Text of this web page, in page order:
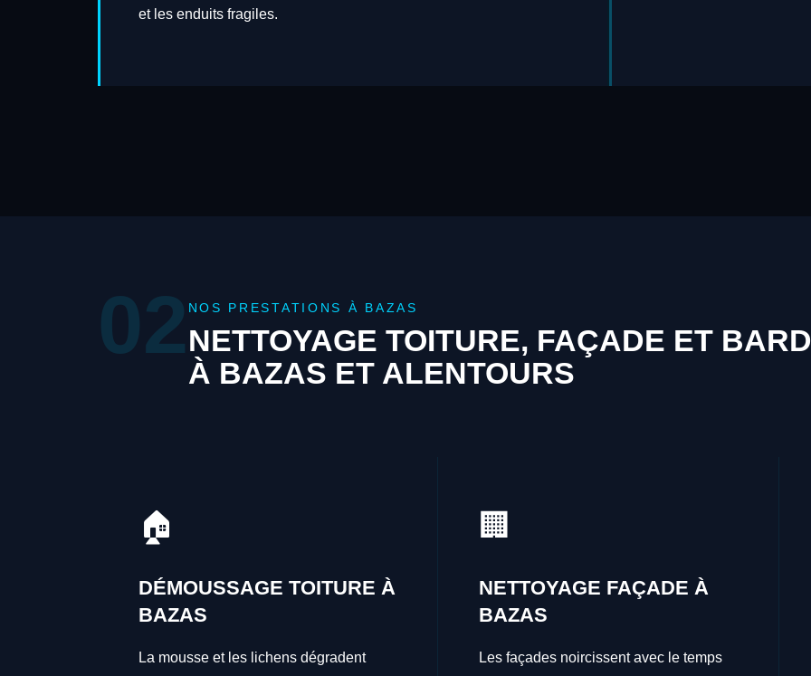
et les enduits fragiles.
02 NOS PRESTATIONS À BAZAS
NETTOYAGE TOITURE, FAÇADE ET
À BAZAS ET ALENTOURS
🏠
DÉMOUSSAGE TOITURE À
BAZAS
La mousse et les lichens dégradent
🏢
NETTOYAGE FAÇADE À
BAZAS
Les façades noircissent avec le temps